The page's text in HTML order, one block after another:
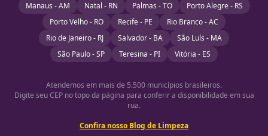
Manaus - AM
Natal - RN Palmas - TO
Porto Alegre - RS
Porto Velho - RO
Recife - PE
Rio Branco - AC
Rio de Janeiro - RJ
Salvador - BA
São Luís - MA
São Paulo - SP
Teresina - PI Vitória - ES
Atendemos em mais de 5.500 municípios brasileiros.
Digite seu CEP no topo da página para conferir a disponibilidade em sua
rua.
Confira nosso Blog de Limpeza